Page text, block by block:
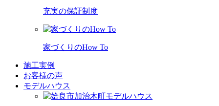
充実の保証制度
家づくりのHow To
施工実例
お客様の声
モデルハウス